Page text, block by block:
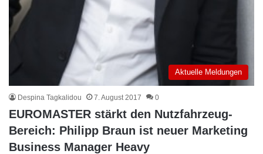
Aktuelle Meldungen
Despina Tagkalidou 7. August 2017 0
EUROMASTER stärkt den Nutzfahrzeug-
Bereich: Philipp Braun ist neuer Marketing
Business Manager Heavy